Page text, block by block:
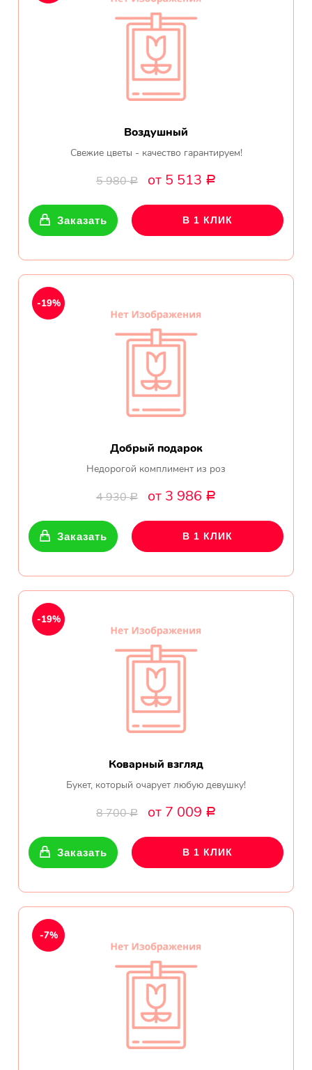
Воздушный
Свежие цветы - качество гарантируем!
5 980Р от 5 513 Р
Заказать В 1 КЛИК
Добрый подарок
Недорогой комплимент из роз
4 930Р от 3 986 Р
-19%
Заказать В 1 КЛИК
Коварный взгляд
Букет, который очарует любую девушку!
8 700Р от 7 009 Р
-19%
Заказать В 1 КЛИК
-7%